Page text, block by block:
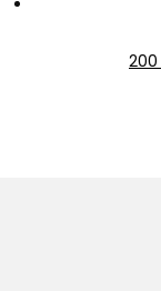
200